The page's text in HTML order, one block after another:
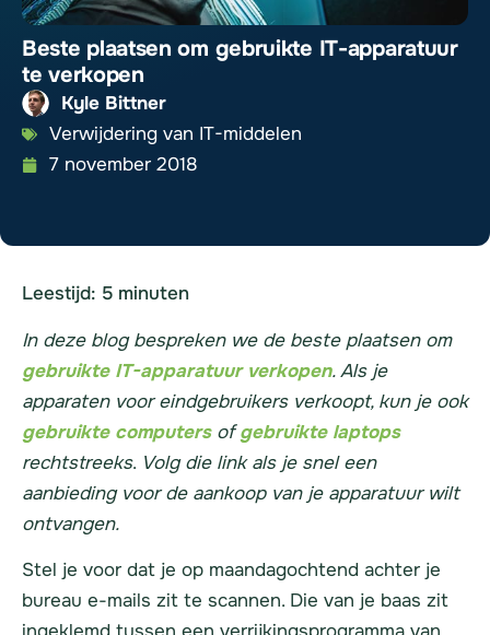
Beste plaatsen om gebruikte IT-apparatuur
te verkopen
Kyle Bittner
Verwijdering van IT-middelen
7 november 2018
Leestijd: 5 minuten
In deze blog bespreken we de beste plaatsen om
gebruikte IT-apparatuur verkopen. Als je
apparaten voor eindgebruikers verkoopt, kun je ook
gebruikte computersofgebruikte laptops
rechtstreeks. Volg die link als je snel een
aanbieding voor de aankoop van je apparatuur wilt
ontvangen.
Stel je voor dat je op maandagochtend achter je
bureau e-mails zit te scannen. Die van je baas zit